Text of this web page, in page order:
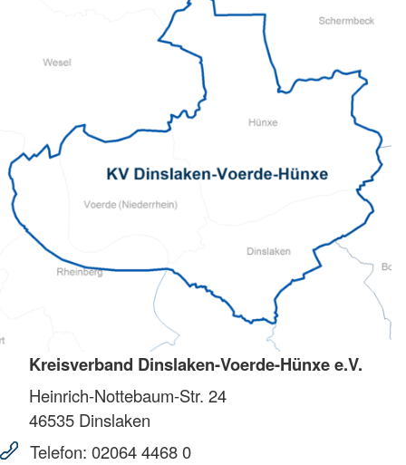
Kreisverband Dinslaken-Voerde-Hünxe e.V.
Heinrich-Nottebaum-Str. 24
46535 Dinslaken
Telefon: 02064 4468 0